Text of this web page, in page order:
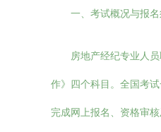
一、考试概况与报
房地产经纪专业人
作》四个科目。全国考
完成网上报名、资格审